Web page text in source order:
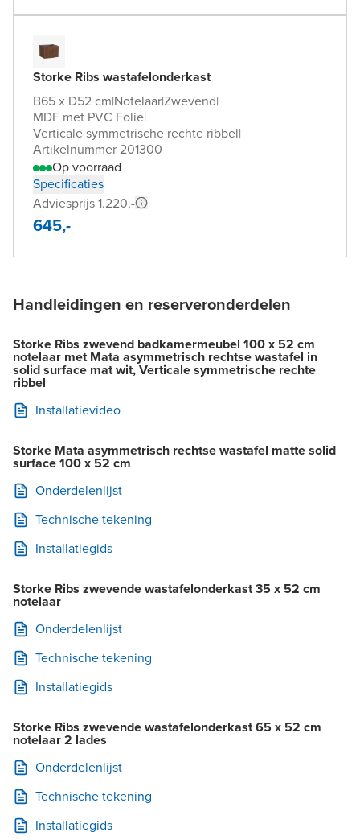
Storke Ribs wastafelonderkast
B65 x D52 cm|Notelaar|Zwevend|
MDF met PVC Folie|
Verticale symmetrische rechte ribbel|
Artikelnummer 201300
Op voorraad
Specificaties
Adviesprijs 1.220,-
645,-
Handleidingen en reserveronderdelen
Storke Ribs zwevend badkamermeubel 100 x 52 cm
notelaar met Mata asymmetrisch rechtse wastafel in
solid surface mat wit, Verticale symmetrische rechte
ribbel
Installatievideo
Storke Mata asymmetrisch rechtse wastafel matte solid
surface 100 x 52 cm
Onderdelenlijst
Technische tekening
Installatiegids
Storke Ribs zwevende wastafelonderkast 35 x 52 cm
notelaar
Onderdelenlijst
Technische tekening
Installatiegids
Storke Ribs zwevende wastafelonderkast 65 x 52 cm
notelaar 2 lades
Onderdelenlijst
Technische tekening
Installatiegids